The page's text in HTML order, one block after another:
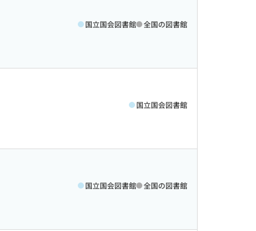
国立国会図書館 全国の図書館
国立国会図書館
国立国会図書館 全国の図書館